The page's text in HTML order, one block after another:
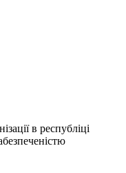
в республіці